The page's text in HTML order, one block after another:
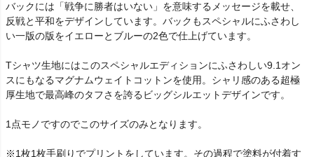
バックには「戦争に勝者はいない」を意味するメッセージを載せ、
反戦と平和をデザインしています。バックもスペシャルにふさわし
い一版の版をイエローとブルーの2色で仕上げています。
Tシャツ生地にはこのスペシャルエディションにふさわしい9.1オン
スにもなるマグナムウェイトコットンを使用。シャリ感のある超極
厚生地で最高峰のタフさを誇るビッグシルエットデザインです。
1点モノですのでこのサイズのみとなります。
※1枚1枚手刷りでプリントをしています。その過程で塗料が付着す